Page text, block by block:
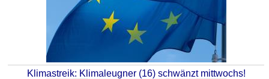
Klimastreik: Klimaleugner (16) schwänzt mittwochs!